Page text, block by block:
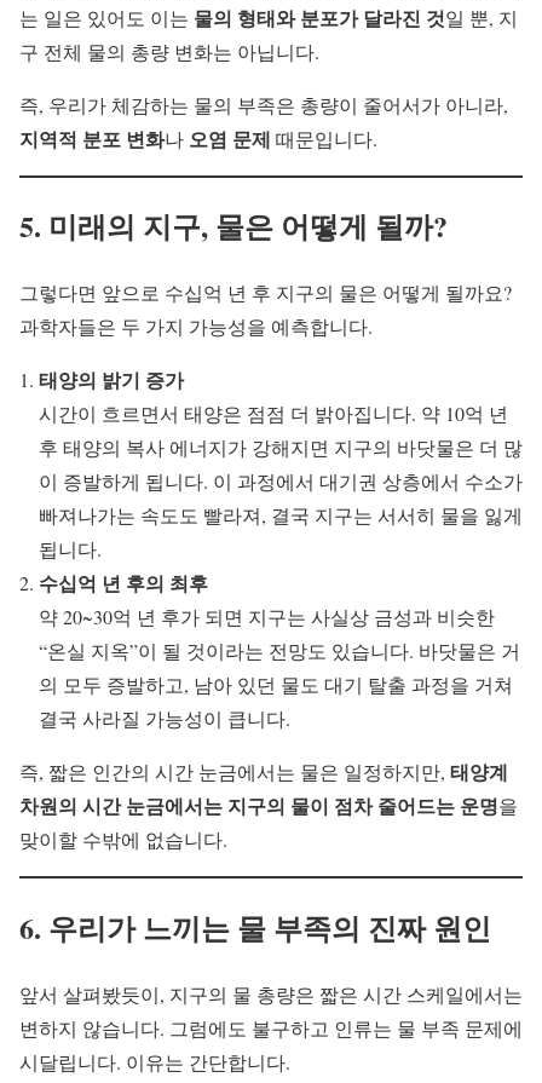
는 일은 있어도 이는 물의 형태와 분포가 달라진 것일 뿐, 지
구 전체 물의 총량 변화는 아닙니다.
즉, 우리가 체감하는 물의 부족은 총량이 줄어서가 아니라,
지역적 분포 변화나 오염 문제 때문입니다.
5. 미래의 지구, 물은 어떻게 될까?
그렇다면 앞으로 수십억 년 후 지구의 물은 어떻게 될까요?
과학자들은 두 가지 가능성을 예측합니다.
태양의 밝기 증가
시간이 흐르면서 태양은 점점 더 밝아집니다. 약 10억 년
후 태양의 복사 에너지가 강해지면 지구의 바닷물은 더 많
이 증발하게 됩니다. 이 과정에서 대기권 상층에서 수소가
빠져나가는 속도도 빨라져, 결국 지구는 서서히 물을 잃게
됩니다.
수십억 년 후의 최후
약 20~30억 년 후가 되면 지구는 사실상 금성과 비슷한
“온실 지옥”이 될 것이라는 전망도 있습니다. 바닷물은 거
의 모두 증발하고, 남아 있던 물도 대기 탈출 과정을 거쳐
결국 사라질 가능성이 큽니다.
즉, 짧은 인간의 시간 눈금에서는 물은 일정하지만, 태양계
차원의 시간 눈금에서는 지구의 물이 점차 줄어드는 운명을
맞이할 수밖에 없습니다.
6. 우리가 느끼는 물 부족의 진짜 원인
앞서 살펴봤듯이, 지구의 물 총량은 짧은 시간 스케일에서는
변하지 않습니다. 그럼에도 불구하고 인류는 물 부족 문제에
시달립니다. 이유는 간단합니다.